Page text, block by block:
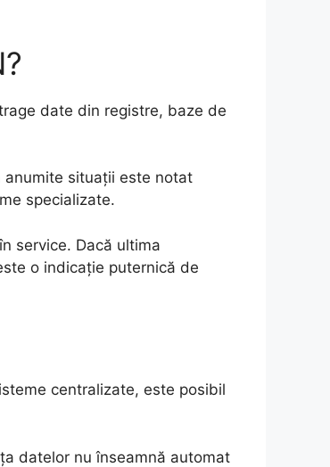
date din registre, baze de
anumite situații este notat
specializate.
service. Dacă ultima
o indicație puternică de
centralizate, este posibil
datelor nu înseamnă automat